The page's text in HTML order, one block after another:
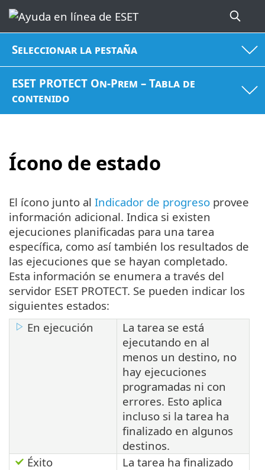
Seleccionar la pestaña
ESET PROTECT On-Prem – Tabla de
contenido
Ícono de estado
El ícono junto al Indicador de progreso provee
información adicional. Indica si existen
ejecuciones planificadas para una tarea
específica, como así también los resultados de
las ejecuciones que se hayan completado.
Esta información se enumera a través del
servidor ESET PROTECT. Se pueden indicar los
siguientes estados:
En ejecución
La tarea se está
ejecutando en al
menos un destino, no
hay ejecuciones
programadas ni con
errores. Esto aplica
incluso si la tarea ha
finalizado en algunos
destinos.
Éxito
La tarea ha finalizado